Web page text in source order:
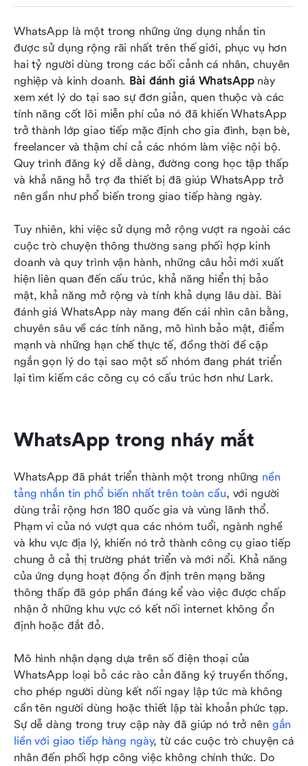
WhatsApp là một trong những ứng dụng nhắn tin
được sử dụng rộng rãi nhất trên thế giới, phục vụ hơn
hai tỷ người dùng trong các bối cảnh cá nhân, chuyên
nghiệp và kinh doanh. Bài đánh giá WhatsApp này
xem xét lý do tại sao sự đơn giản, quen thuộc và các
tính năng cốt lõi miễn phí của nó đã khiến WhatsApp
trở thành lớp giao tiếp mặc định cho gia đình, bạn bè,
freelancer và thậm chí cả các nhóm làm việc nội bộ.
Quy trình đăng ký dễ dàng, đường cong học tập thấp
và khả năng hỗ trợ đa thiết bị đã giúp WhatsApp trở
nên gần như phổ biến trong giao tiếp hàng ngày.
Tuy nhiên, khi việc sử dụng mở rộng vượt ra ngoài các
cuộc trò chuyện thông thường sang phối hợp kinh
doanh và quy trình vận hành, những câu hỏi mới xuất
hiện liên quan đến cấu trúc, khả năng hiển thị bảo
mật, khả năng mở rộng và tính khả dụng lâu dài. Bài
đánh giá WhatsApp này mang đến cái nhìn cân bằng,
chuyên sâu về các tính năng, mô hình bảo mật, điểm
mạnh và những hạn chế thực tế, đồng thời đề cập
ngắn gọn lý do tại sao một số nhóm đang phát triển
lại tìm kiếm các công cụ có cấu trúc hơn như Lark.
WhatsApp trong nháy mắt
WhatsApp đã phát triển thành một trong những nền
tảng nhắn tin phổ biến nhất trên toàn cầu, với người
dùng trải rộng hơn 180 quốc gia và vùng lãnh thổ.
Phạm vi của nó vượt qua các nhóm tuổi, ngành nghề
và khu vực địa lý, khiến nó trở thành công cụ giao tiếp
chung ở cả thị trường phát triển và mới nổi. Khả năng
của ứng dụng hoạt động ổn định trên mạng băng
thông thấp đã góp phần đáng kể vào việc được chấp
nhận ở những khu vực có kết nối internet không ổn
định hoặc đắt đỏ.
Mô hình nhận dạng dựa trên số điện thoại của
WhatsApp loại bỏ các rào cản đăng ký truyền thống,
cho phép người dùng kết nối ngay lập tức mà không
cần tên người dùng hoặc thiết lập tài khoản phức tạp.
Sự dễ dàng trong truy cập này đã giúp nó trở nên gắn
liền với giao tiếp hàng ngày, từ các cuộc trò chuyện cá
nhân đến phối hợp công việc không chính thức. Do
Lựa chọn kinh doanh: Tích hợp giao tiếp vào
quy trình làm việc hàng ngày của bạn với Lark
Ai nên sử dụng WhatsApp và ai không nên
Kết luận
Câu hỏi thường gặp
Đọc liên quan